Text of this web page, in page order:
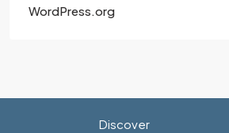
WordPress.org
Discover